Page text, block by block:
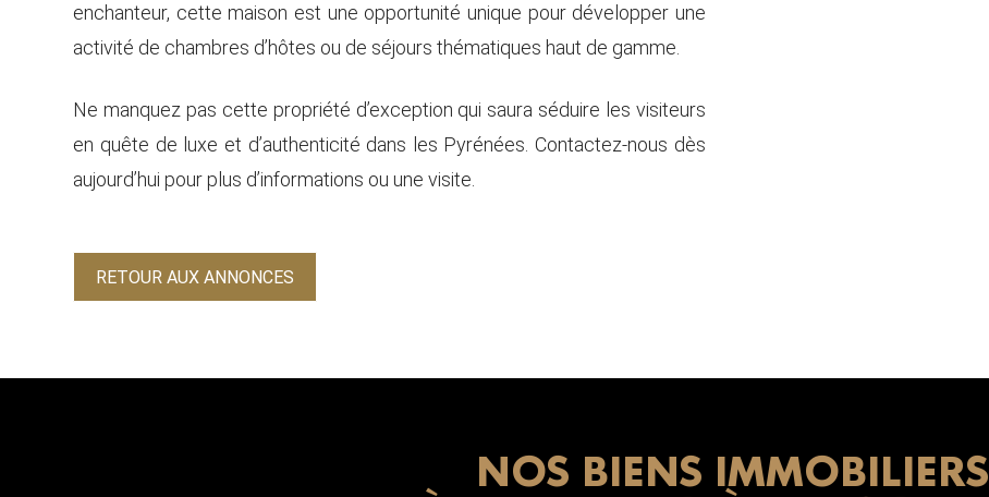
enchanteur, cette maison est une opportunité unique pour développer une
activité de chambres d’hôtes ou de séjours thématiques haut de gamme.
Ne manquez pas cette propriété d’exception qui saura séduire les visiteurs
en quête de luxe et d’authenticité dans les Pyrénées. Contactez-nous dès
aujourd’hui pour plus d’informations ou une visite.
RETOUR AUX ANNONCES
NOS BIENS IMMOBILIERS